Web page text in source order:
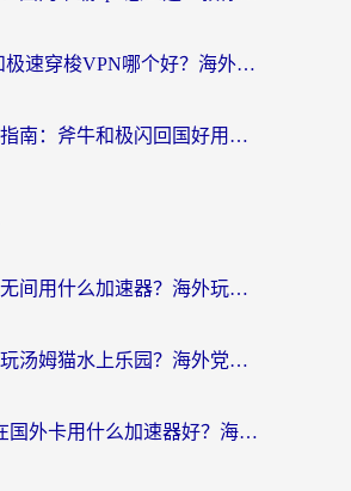
Quickback和极速穿梭VPN哪个好？海外党亲测3招选对回国加速器，看这篇就够了
海外党避坑指南：斧牛和极闪回国好用吗？选对加速器才能无缝刷剧玩游戏
苹果打永劫无间用什么加速器？海外玩家亲测有效的国服游戏加速指南
比利时怎么玩汤姆猫水上乐园？海外党国服游戏加速终极指南（附无畏契约食之契约解决办法）
剑网3游戏在国外卡用什么加速器好？海外党亲测有效的国服游戏加速指南